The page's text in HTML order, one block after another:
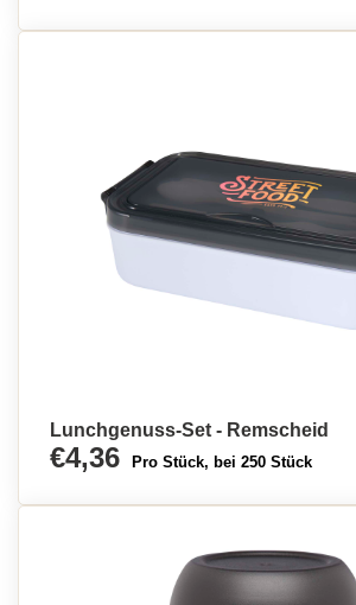
Lunchgenuss-Set - Remscheid
€4,36 Pro Stück, bei 250 Stück